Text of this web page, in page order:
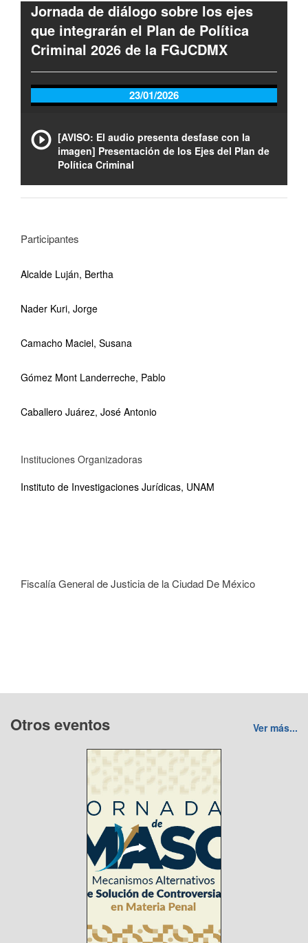
Jornada de diálogo sobre los ejes
que integrarán el Plan de Política
Criminal 2026 de la FGJCDMX
23/01/2026
[AVISO: El audio presenta desfase con la
imagen] Presentación de los Ejes del Plan de
Política Criminal
Participantes
Alcalde Luján, Bertha
Nader Kuri, Jorge
Camacho Maciel, Susana
Gómez Mont Landerreche, Pablo
Caballero Juárez, José Antonio
Instituciones Organizadoras
Instituto de Investigaciones Jurídicas, UNAM
Fiscalía General de Justicia de la Ciudad De México
Otros eventos Ver más...